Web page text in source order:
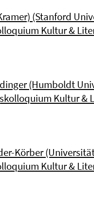
(Stanford
Kultur &
(Humboldt
Kultur &
Körber
Kultur &